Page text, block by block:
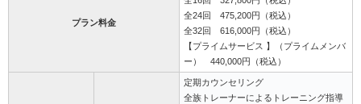
プラン料金
全24回 475,200円（税込）
全32回 616,000円（税込）
【プライムサービス 】（プライムメンバ
ー） 440,000円（税込）
定期カウンセリング
全族トレーナーによるトレーニング指導